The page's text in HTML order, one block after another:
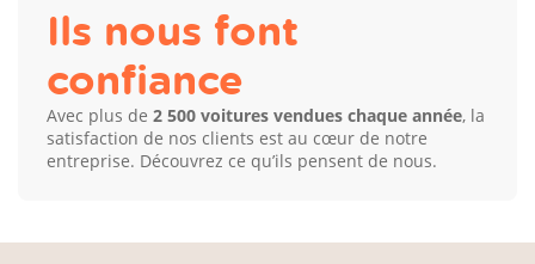
Ils nous font
confiance
Avec plus de2 500 voitures vendues chaque année, la
satisfaction de nos clients est au cœur de notre
entreprise. Découvrez ce qu’ils pensent de nous.